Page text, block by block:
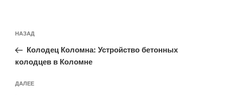
по
записям
Предыдущая
запись:
НАЗАД
Колодец Коломна: Устройство бетонных
колодцев в Коломне
Следующая
ДАЛЕЕ